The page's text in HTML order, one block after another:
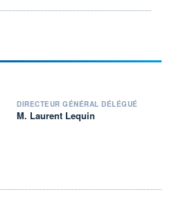
DIRECTEUR GÉNÉRAL DÉLÉGUÉ
M. Laurent Lequin